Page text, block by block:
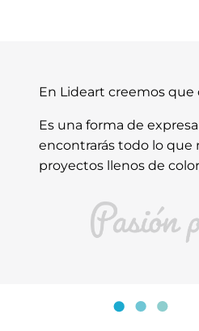
En Lideart creemos
Es una forma de
encontrarás todo lo que
proyectos llenos de